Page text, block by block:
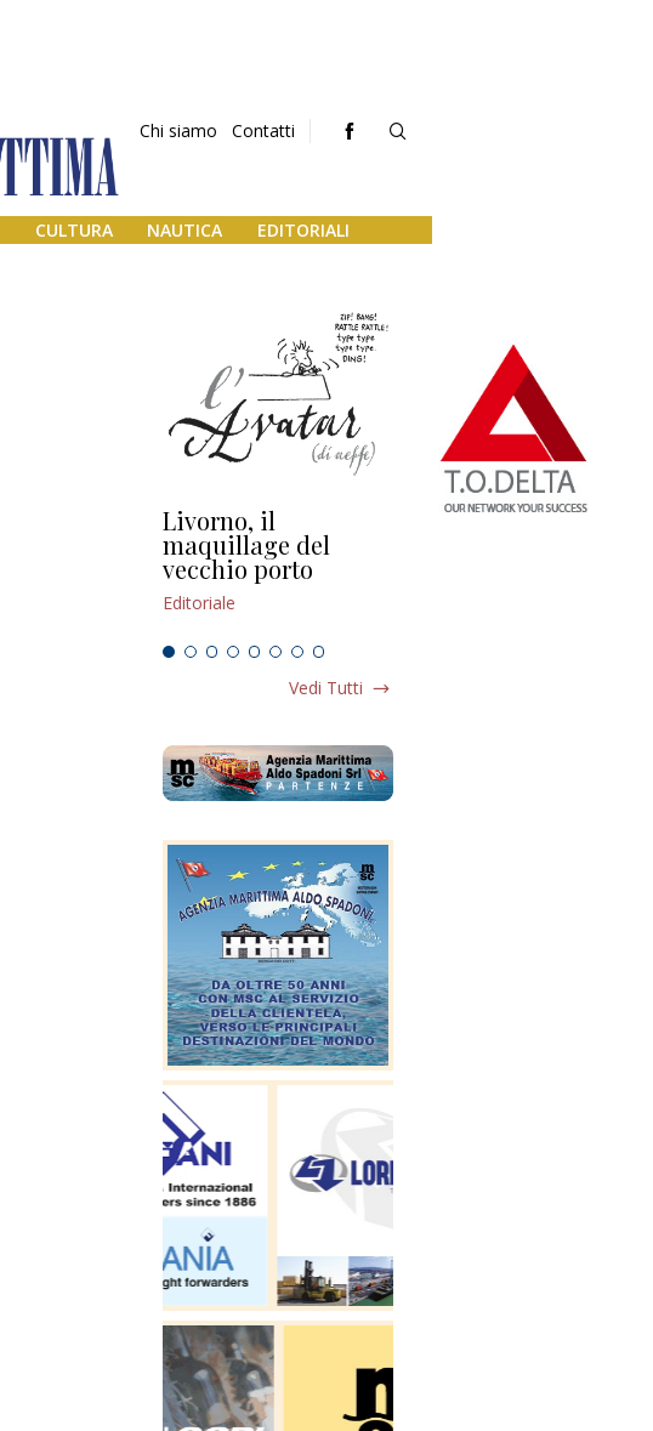
Chi siamo Contatti
CULTURA NAUTICA EDITORIALI
Livorno, il
maquillage del
vecchio porto
Editoriale
L’uscita di scena di
Vedi Tutti